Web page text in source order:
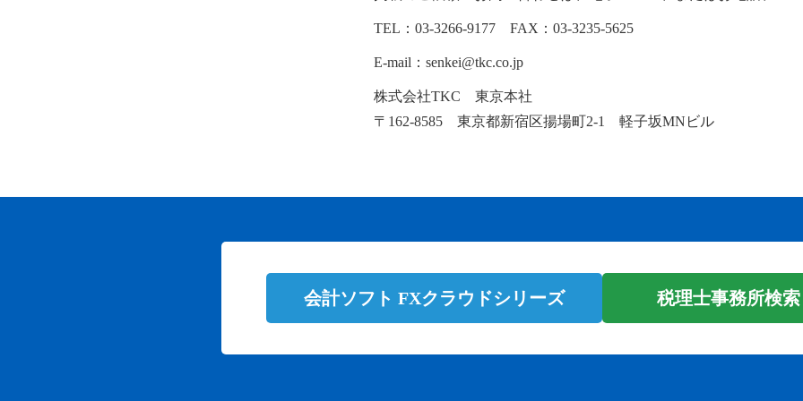
TEL：03-3266-9177 FAX：03-3235-5625
E-mail：senkei@tkc.co.jp
株式会社TKC 東京本社
〒162-8585 東京都新宿区揚場町2-1 軽子坂MNビル
会計ソフト FXクラウドシリーズ 税理士事務所検